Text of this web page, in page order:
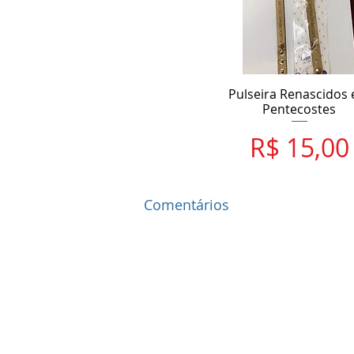
Pulseira Renascidos
Pentecostes
Preço
R$ 15,00
Comentários